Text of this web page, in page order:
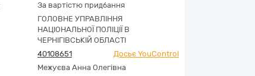
За вартістю придбання
ГОЛОВНЕ УПРАВЛІННЯ
НАЦІОНАЛЬНОЇ ПОЛІЦІЇ В
ЧЕРНІГІВСЬКІЙ ОБЛАСТІ
40108651
Досьє YouControl
Межуєва Анна Олегівна